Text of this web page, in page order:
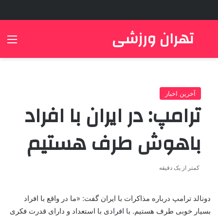
تهران ورزشی
جستجو برای
آخرین اخبار
ترامپ: در ایران با افراد
باهوش طرف هستیم
کمتر از یک دقیقه
دونالد ترامپ درباره مذاکرات با ایران گفت: «ما در واقع با افراد
بسیار خوبی طرف هستیم. با افرادی با استعداد و دارای قدرت فکری